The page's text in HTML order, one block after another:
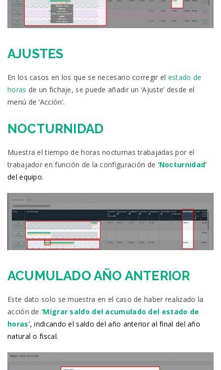
AJUSTES
En los casos en los que se necesario corregir el estado de
horas de un fichaje, se puede añadir un ‘Ajuste’ desde el
menú de ‘Acción’.
NOCTURNIDAD
Muestra el tiempo de horas nocturnas trabajadas por el
trabajador en función de la configuración de ‘Nocturnidad’
del equipo.
ACUMULADO AÑO ANTERIOR
Este dato solo se muestra en el caso de haber realizado la
acción de ‘Migrar saldo del acumulado del estado de
horas’, indicando el saldo del año anterior al final del año
natural o fiscal.